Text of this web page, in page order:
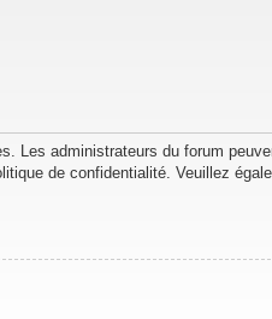
Les administrateurs du forum
de confidentialité. Veuillez